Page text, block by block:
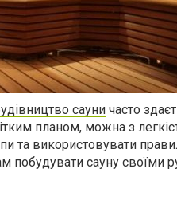
сауни часто
планом, можна з
та використовувати
побудувати сауну своїми